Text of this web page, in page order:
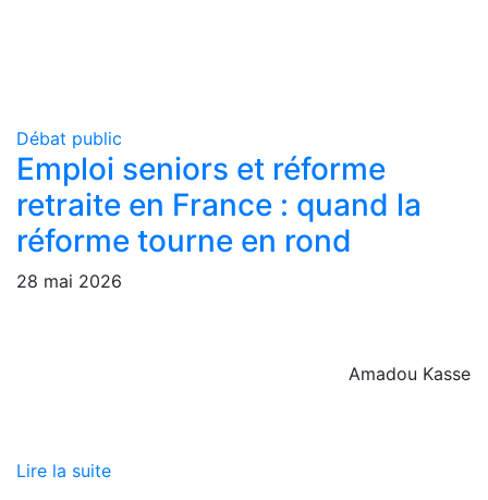
Débat public
Emploi seniors et réforme
retraite en France : quand la
réforme tourne en rond
28 mai 2026
Amadou Kasse
Lire la suite